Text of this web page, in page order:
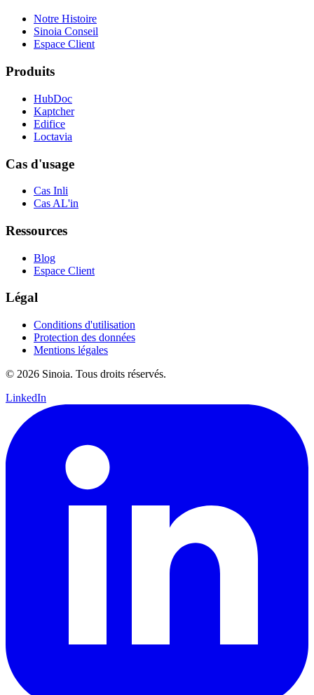
Notre Histoire
Sinoia Conseil
Espace Client
Produits
HubDoc
Kaptcher
Edifice
Loctavia
Cas d'usage
Cas Inli
Cas AL'in
Ressources
Blog
Espace Client
Légal
Conditions d'utilisation
Protection des données
Mentions légales
© 2026 Sinoia. Tous droits réservés.
LinkedIn